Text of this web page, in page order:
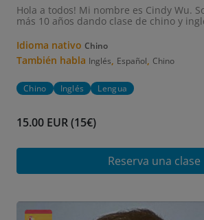
Hola a todos! Mi nombre es Cindy Wu.
más 10 años dando clase de chino y
Idioma nativo Chino
También habla Inglés, Español, Chino
Chino Inglés Lengua
15.00 EUR (15€)
Reserva una clase